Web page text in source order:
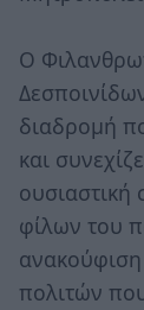
Ο
διαδρομή
και
φίλων του
πολιτών